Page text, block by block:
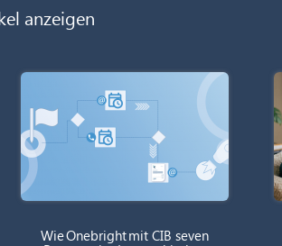
anzeigen
Wie Onebright mit CIB seven